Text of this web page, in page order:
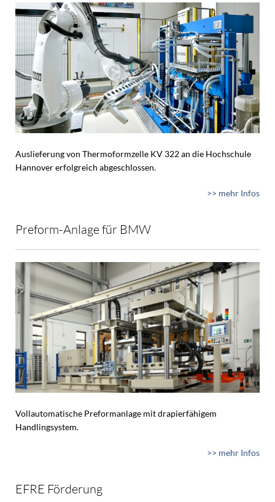
Auslieferung von Thermoformzelle KV 322 an die Hochschule
Hannover erfolgreich abgeschlossen.
>> mehr Infos
Preform-Anlage für BMW
Vollautomatische Preformanlage mit drapierfähigem
Handlingsystem.
>> mehr Infos
EFRE Förderung